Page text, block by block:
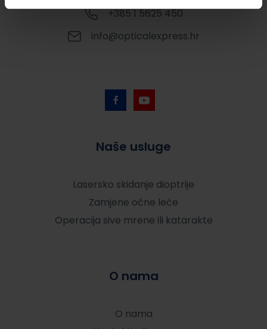
+385 1 5625 450
info@opticalexpress.hr
Naše usluge
Lasersko skidanje dioptrije
Zamjene očne leće
Operacija sive mrene ili katarakte
O nama
O nama